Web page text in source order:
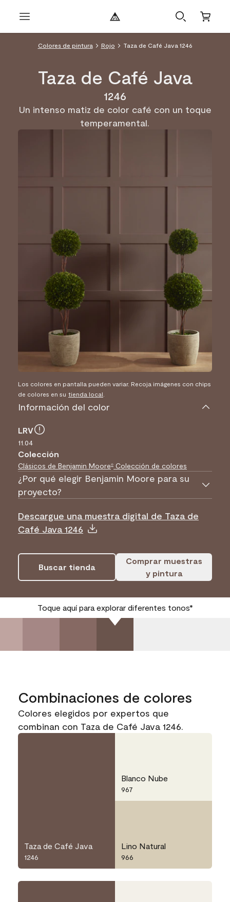
Colores de pintura Rojo Taza de Café Java 1246
Taza de Café Java
1246
Un intenso matiz de color café con un toque
temperamental.
Los colores en pantalla pueden variar. Recoja imágenes con chips
de colores en su tienda local
Información del color
LRV
11.04
Colección
Clásicos de Benjamin Moore® Colección de colores
¿Por qué elegir Benjamin Moore para su
proyecto?
Descargue una muestra digital de Taza de
Café Java 1246
Buscar tienda
Comprar muestras
y pintura
Toque aquí para explorar diferentes tonos*
Combinaciones de colores
Colores elegidos por expertos que
combinan con Taza de Café Java 1246.
Taza de Café Java
1246
Blanco Nube
967
Lino Natural
966